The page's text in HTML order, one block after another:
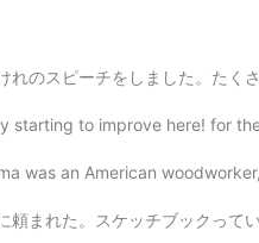
くさんの生徒が放課後に話しかけてくれた。 職員室でみん
starting to improve here! for
was an American
いうのは失敗してそれから学ぶいいものだけど、その分相当